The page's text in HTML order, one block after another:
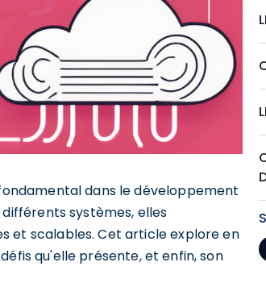
dans le développement
systèmes, elles
et scalables. Cet article explore en
qu'elle présente, et enfin, son